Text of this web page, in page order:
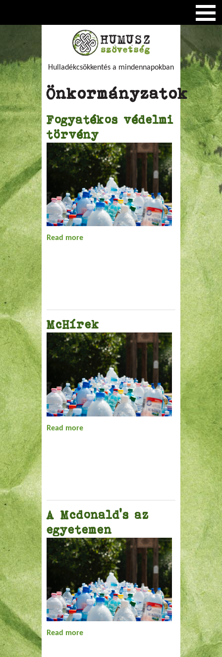
Hulladékcsökkentés a mindennapokban
Önkormányzatok
Fogyatékos védelmi
törvény
Read more about Fogyatékos védelmi törvény
McHírek
Read more
A Mcdonald's az
egyetemen
Read more about A Mcdonald's az egyetemen